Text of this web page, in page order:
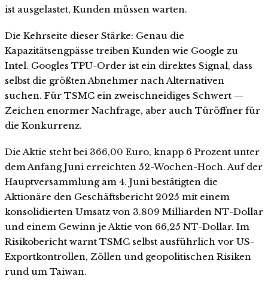
ist ausgelastet, Kunden müssen warten.
Die Kehrseite dieser Stärke: Genau die
Kapazitätsengpässe treiben Kunden wie Google zu
Intel. Googles TPU-Order ist ein direktes Signal, dass
selbst die größten Abnehmer nach Alternativen
suchen. Für TSMC ein zweischneidiges Schwert —
Zeichen enormer Nachfrage, aber auch Türöffner für
die Konkurrenz.
Die Aktie steht bei 366,00 Euro, knapp 6 Prozent unter
dem Anfang Juni erreichten 52-Wochen-Hoch. Auf der
Hauptversammlung am 4. Juni bestätigten die
Aktionäre den Geschäftsbericht 2025 mit einem
konsolidierten Umsatz von 3.809 Milliarden NT-Dollar
und einem Gewinn je Aktie von 66,25 NT-Dollar. Im
Risikobericht warnt TSMC selbst ausführlich vor US-
Exportkontrollen, Zöllen und geopolitischen Risiken
rund um Taiwan.